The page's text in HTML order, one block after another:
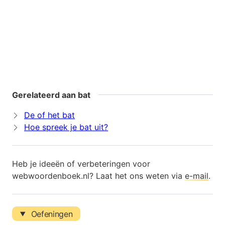
Gerelateerd aan bat
De of het bat
Hoe spreek je bat uit?
Heb je ideeën of verbeteringen voor
webwoordenboek.nl? Laat het ons weten via e-mail.
Oefeningen